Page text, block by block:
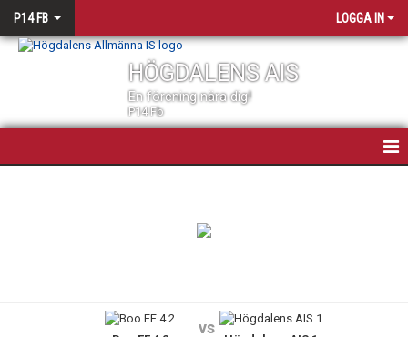
P14 FB LOGGA IN
HÖGDALENS AIS
En förening nära dig!
P14 Fb
vs